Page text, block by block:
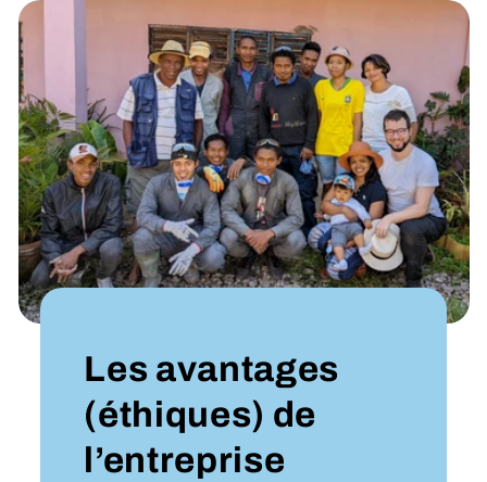
Les avantages
(éthiques) de
l’entreprise